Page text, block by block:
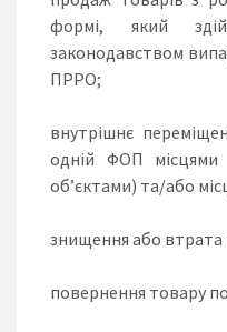
формі, який
законодавством
ПРРО;
внутрішнє
одній ФОП місцями
об’єктами) та/або
знищення або втрата
повернення товару